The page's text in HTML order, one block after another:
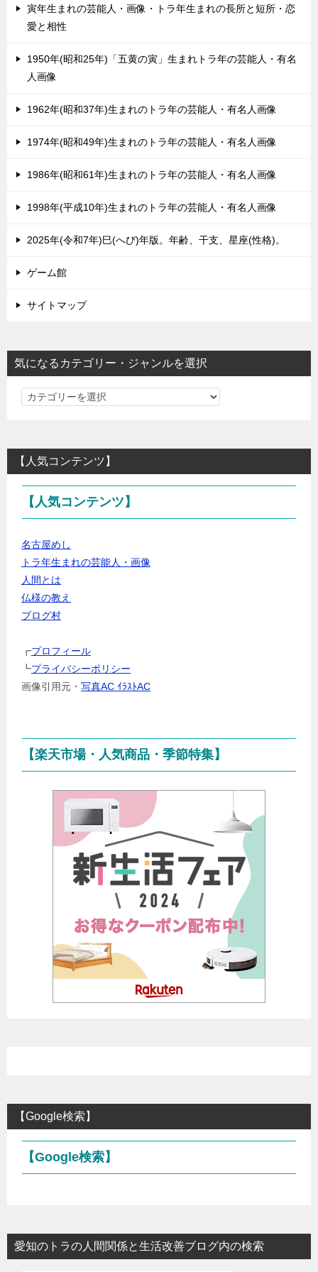
寅年生まれの芸能人・画像・トラ年生まれの長所と短所・恋
愛と相性
1950年(昭和25年)「五黄の寅」生まれトラ年の芸能人・有名
人画像
1962年(昭和37年)生まれのトラ年の芸能人・有名人画像
1974年(昭和49年)生まれのトラ年の芸能人・有名人画像
1986年(昭和61年)生まれのトラ年の芸能人・有名人画像
1998年(平成10年)生まれのトラ年の芸能人・有名人画像
2025年(令和7年)巳(へび)年版。年齢、干支、星座(性格)。
ゲーム館
サイトマップ
気になるカテゴリー・ジャンルを選択
気
る
カ
テ
リ
ー・
ル
択
【人気コンテンツ】
【人気コンテンツ】
名古屋めし
トラ年生まれの芸能人・画像
人間とは
仏様の教え
ブログ村
┏プロフィール
┗プライバシーポリシー
画像引用元・ 写真AC ｲﾗｽﾄAC
【楽天市場・人気商品・季節特集】
【Google検索】
【Google検索】
愛知のトラの人間関係と生活改善ブログ内の検索